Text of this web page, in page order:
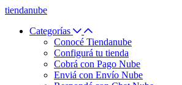
tiendanube
Categorías
Conocé Tiendanube
Configurá tu tienda
Cobrá con Pago Nube
Enviá con Envío Nube